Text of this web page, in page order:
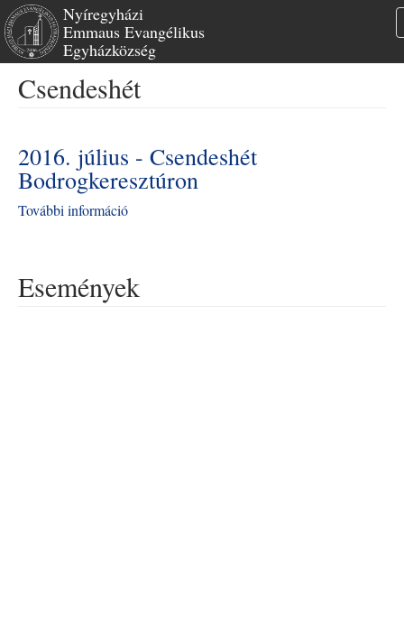
Ugrás
Nyíregyházi
Emmaus Evangélikus
Egyházközség
Csendeshét
2016. július - Csendeshét
Bodrogkeresztúron
További információ
Bodrogkeresztúron
Események